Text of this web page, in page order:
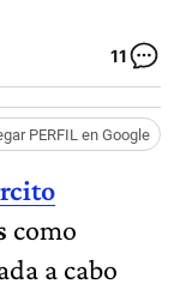
11
PERFIL en Google
como
a cabo